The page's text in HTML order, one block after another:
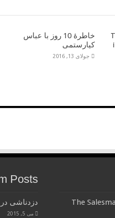
خاطرۀ 10 روز با عباس
کیارستمی
جولای 13, 2016
‘The
Posts
دزدناشی
می 5, 2015